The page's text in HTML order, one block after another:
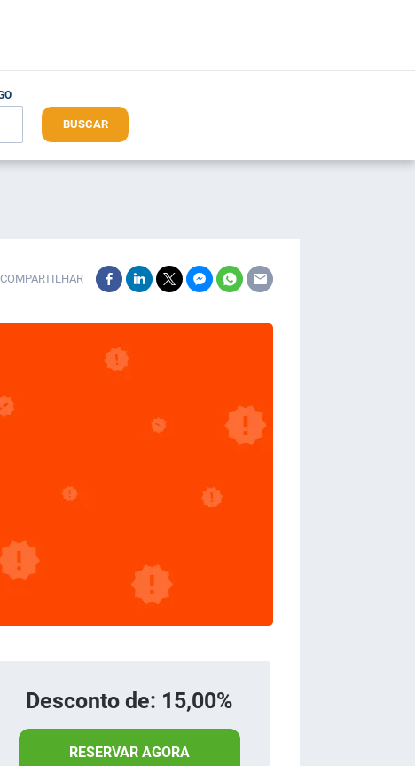
BUSCAR
COMPARTILHAR
Desconto de: 15,00%
RESERVAR AGORA